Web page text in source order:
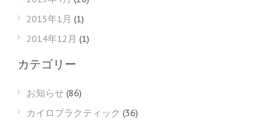
2015年1月 (1)
2014年12月 (1)
カテゴリー
お知らせ (86)
カイロプラクティック (36)